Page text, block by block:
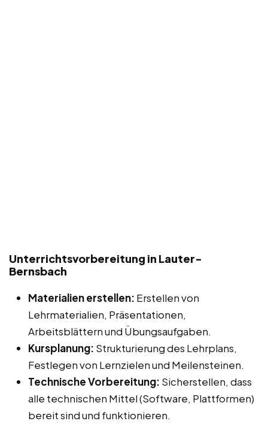
Unterrichtsvorbereitung in Lauter-
Bernsbach
Materialien erstellen: Erstellen von
Lehrmaterialien, Präsentationen,
Arbeitsblättern und Übungsaufgaben.
Kursplanung: Strukturierung des Lehrplans,
Festlegen von Lernzielen und Meilensteinen.
Technische Vorbereitung: Sicherstellen, dass
alle technischen Mittel (Software, Plattformen)
bereit sind und funktionieren.